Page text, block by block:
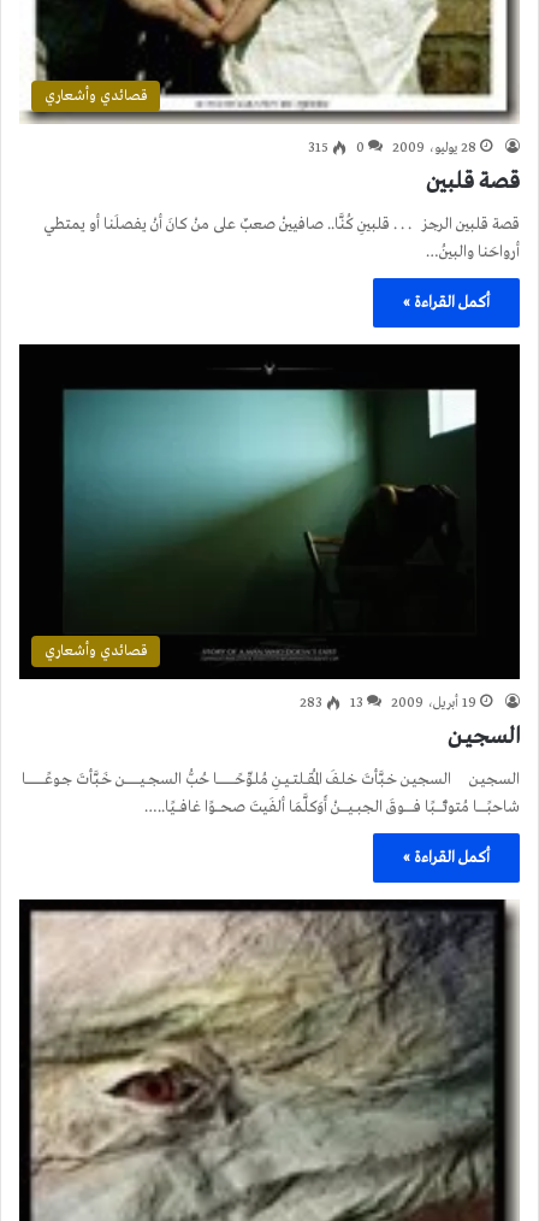
قصائدي وأشعاري
28 يوليو، 2009 0
315
قصة قلبين
قصة قلبين الرجز . . . قلبينِ كُنَّا.. صافيينْ صعبٌ على منْ كانَ أنْ يفصلَنا أو يمتطي
أرواحَنا والبينُ…
أكمل القراءة »
قصائدي وأشعاري
19 أبريل، 2009 13
283
السجيـن
السجيـن السجيـن خـبَّأتَ خلـفَ المُقــلتــيــنِ مُلـوِّحًــــــــــــــا حُبُّ السجــيــــــــــــن خَـبَّأتَ جـوعًـــــــــــــــا
شاحبًـــــــا مُتوثـِّـــــبًا فــــــــوقَ الجبــيــــــنْ أَوَكلَّمَا ألفَيتَ صحــــوًا غافــــيًا..…
أكمل القراءة »